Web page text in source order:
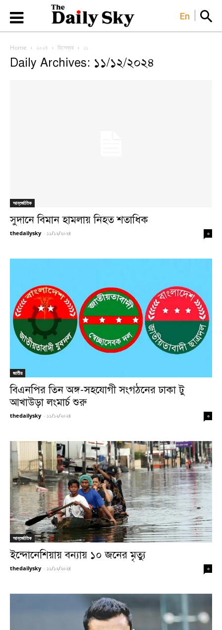
En
Home ২০২৪ ডিসেম্বর ১১
Daily Archives: ১১/১২/২০২৪
আন্তর্জাতিক
সুদানে বিমান হামলায় নিহত শতাধিক
thedailysky - ১১/১২/২০২৪ ০
জাতীয়
বিএনপির তিন অঙ্গ-সহযোগী সংগঠনের ঢাকা টু
আখাউড়া লংমার্চ শুরু
thedailysky - ১১/১২/২০২৪ ০
আন্তর্জাতিক
ইন্দোনেশিয়ায় বন্যায় ১০ জনের মৃত্যু
thedailysky - ১১/১২/২০২৪ ০